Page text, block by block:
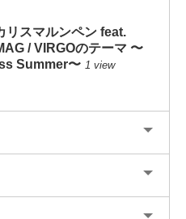
リスマルンペン feat.
/ VIRGOのテーマ 〜
Summer〜 1 view